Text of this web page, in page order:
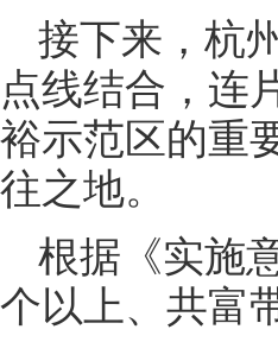
接下来，杭
点线结合，连
裕示范区的重
往之地。
根据《实施
个以上、共富